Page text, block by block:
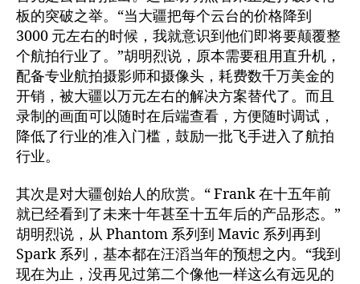
板的突破之举。“当大疆把每个云台的价格降到
3000 元左右的时候，我就意识到他们即将要颠覆整
个航拍行业了。”胡明烈说，原本需要租用直升机，
配备专业航拍摄影师和摄像头，耗费数千万美金的
开销，被大疆以万元左右的解决方案替代了。而且
录制的画面可以随时在后端查看，方便随时调试，
降低了行业的准入门槛，鼓励一批飞手进入了航拍
行业。
其次是对大疆创始人的欣赏。“ Frank 在十五年前
就已经看到了未来十年甚至十五年后的产品形态。”
胡明烈说，从 Phantom 系列到 Mavic 系列再到
Spark 系列，基本都在汪滔当年的预想之内。“我到
现在为止，没再见过第二个像他一样这么有远见的